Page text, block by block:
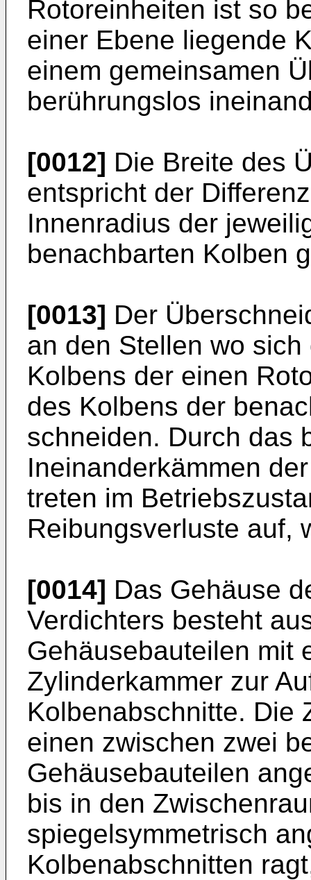
Rotoreinheiten ist so
einer Ebene liegende
einem gemeinsamen
berührungslos
[0012] Die Breite des
entspricht der
Innenradius der
benachbarten Kolben
[0013] Der
an den Stellen wo
Kolbens der einen
des Kolbens der
schneiden. Durch das
Ineinanderkämmen
treten im
Reibungsverluste auf,
[0014] Das Gehäuse
Verdichters besteht
Gehäusebauteilen mit
Zylinderkammer zur
Kolbenabschnitte. Die
einen zwischen zwei
Gehäusebauteilen
bis in den
spiegelsymmetrisch
Kolbenabschnitten